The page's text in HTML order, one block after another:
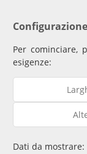
Configurazione
Per cominciare,
esigenze:
Dati da mostrare: